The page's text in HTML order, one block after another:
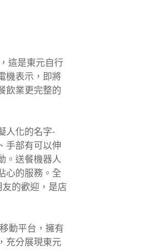
這是東元自行
機表示，即將
飲業更完整的
人化的名字-
手部有可以伸
。送餐機器人
心的服務。全
的歡迎，是店
動平台，擁有
充分展現東元